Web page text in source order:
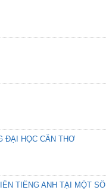
ĐẠI HỌC CẦN THƠ
TIẾNG ANH TẠI MỘT SỐ